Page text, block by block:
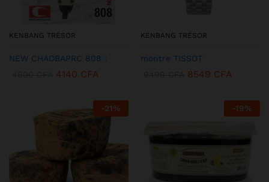
KENBANG TRÉSOR
NEW CHAOBAPRC 808 :
4140 CFA
KENBANG TRÉSOR
montre TISSOT
8549 CFA
-21% -19%